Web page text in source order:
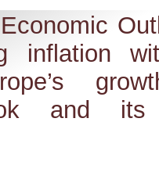
inflation
and its